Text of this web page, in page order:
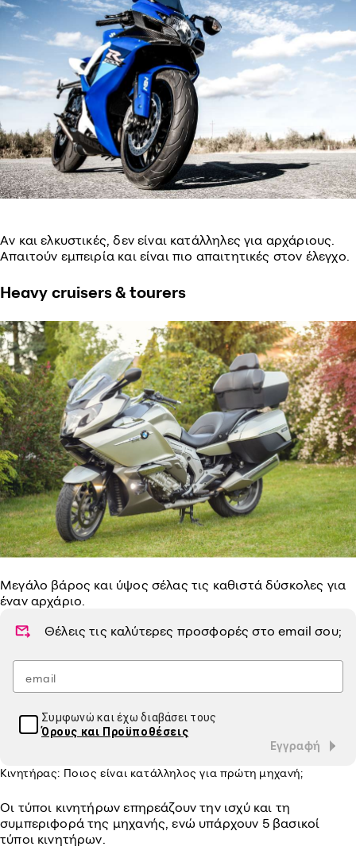
Αν και ελκυστικές, δεν είναι κατάλληλες για αρχάριους.
Απαιτούν εμπειρία και είναι πιο απαιτητικές στον έλεγχο.
Heavy cruisers & tourers
Μεγάλο βάρος και ύψος σέλας τις καθιστά δύσκολες για
έναν αρχάριο.
Θέλεις τις καλύτερες προσφορές στοemail σου;
Συμφωνώ και έχω διαβάσει τους
Όρους και Προϋποθέσεις
Εγγραφή
Κινητήρας: Ποιος είναι κατάλληλος για πρώτη μηχανή;
Οι τύποι κινητήρων επηρεάζουν την ισχύ και τη
συμπεριφορά της μηχανής, ενώ υπάρχουν 5 βασικοί
τύποι κινητήρων.